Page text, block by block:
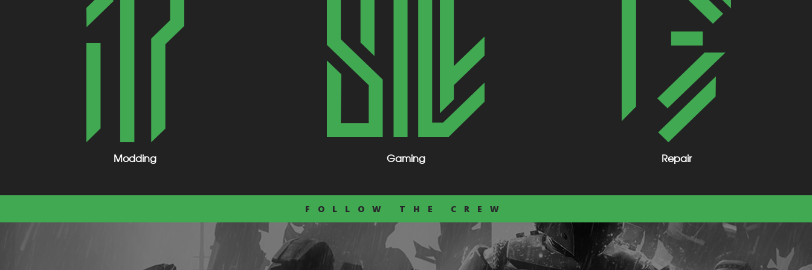
Modding Gaming Repair
FOLLOW THE CREW